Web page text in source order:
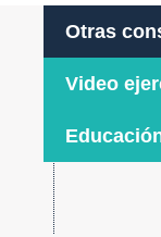
Otras
Video